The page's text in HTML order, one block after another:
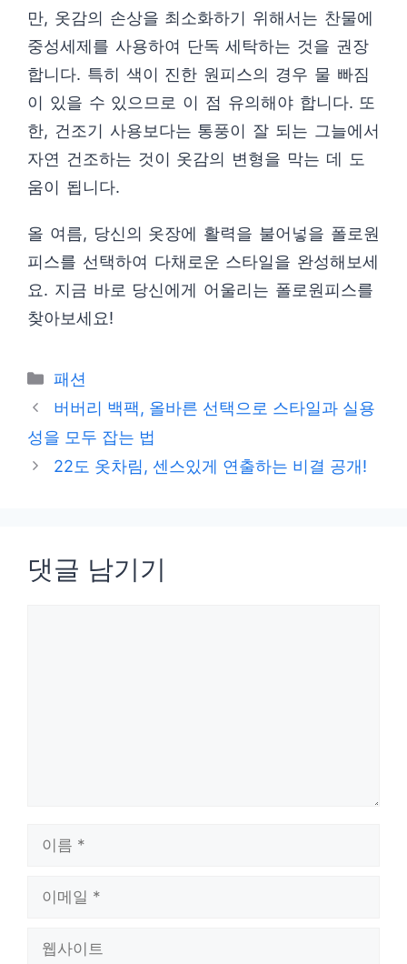
만, 옷감의 손상을 최소화하기 위해서는 찬물에
중성세제를 사용하여 단독 세탁하는 것을 권장
합니다. 특히 색이 진한 원피스의 경우 물 빠짐
이 있을 수 있으므로 이 점 유의해야 합니다. 또
한, 건조기 사용보다는 통풍이 잘 되는 그늘에서
자연 건조하는 것이 옷감의 변형을 막는 데 도
움이 됩니다.
올 여름, 당신의 옷장에 활력을 불어넣을 폴로원
피스를 선택하여 다채로운 스타일을 완성해보세
요. 지금 바로 당신에게 어울리는 폴로원피스를
찾아보세요!
카
테
리
패션
버버리 백팩, 올바른 선택으로 스타일과 실용
성을 모두 잡는 법
22도 옷차림, 센스있게 연출하는 비결 공개!
댓글 남기기